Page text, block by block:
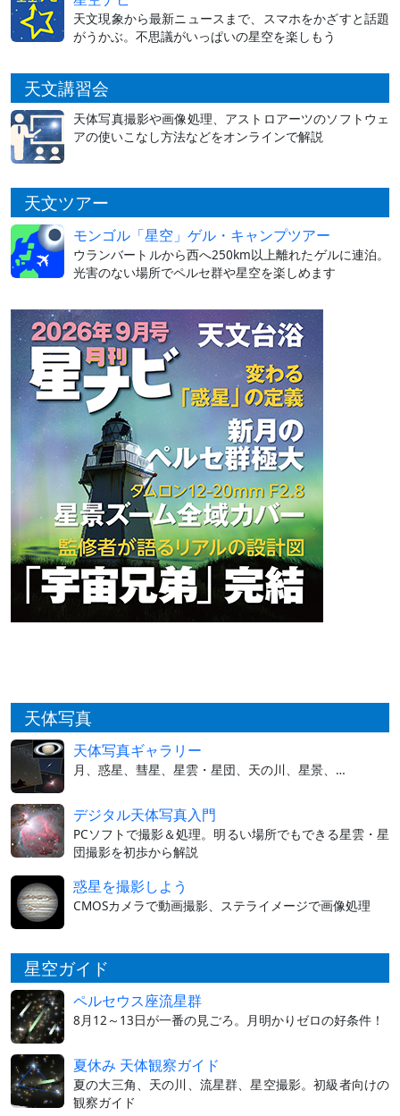
天文現象から最新ニュースまで、スマホをかざすと話題
がうかぶ。不思議がいっぱいの星空を楽しもう
天文講習会
天体写真撮影や画像処理、アストロアーツのソフトウェ
アの使いこなし方法などをオンラインで解説
天文ツアー
モンゴル「星空」ゲル・キャンプツアー
ウランバートルから西へ250km以上離れたゲルに連泊。
光害のない場所でペルセ群や星空を楽しめます
天体写真
天体写真ギャラリー
月、惑星、彗星、星雲・星団、天の川、星景、…
デジタル天体写真入門
PCソフトで撮影＆処理。明るい場所でもできる星雲・星
団撮影を初歩から解説
惑星を撮影しよう
CMOSカメラで動画撮影、ステライメージで画像処理
星空ガイド
ペルセウス座流星群
8月12～13日が一番の見ごろ。月明かりゼロの好条件！
夏休み 天体観察ガイド
夏の大三角、天の川、流星群、星空撮影。初級者向けの
観察ガイド